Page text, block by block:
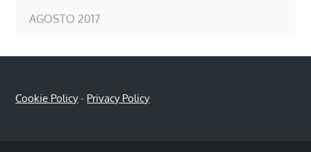
AGOSTO 2017
Cookie Policy- Privacy Policy